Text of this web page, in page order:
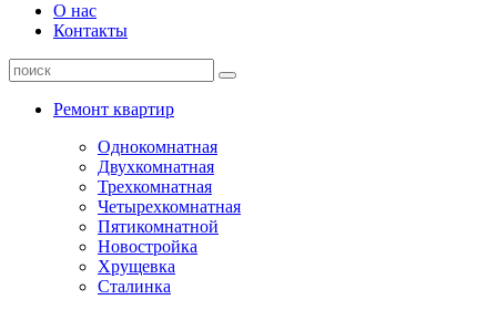
О нас
Контакты
Ремонт квартир
Однокомнатная
Двухкомнатная
Трехкомнатная
Четырехкомнатная
Пятикомнатной
Новостройка
Хрущевка
Сталинка